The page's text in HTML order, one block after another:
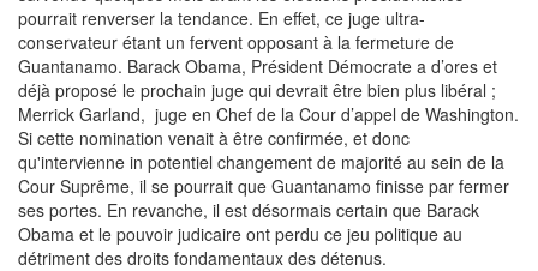
pourrait renverser la tendance. En effet, ce juge ultra-
conservateur étant un fervent opposant à la fermeture de
Guantanamo. Barack Obama, Président Démocrate a d’ores et
déjà proposé le prochain juge qui devrait être bien plus libéral ;
Merrick Garland, juge en Chef de la Cour d’appel de Washington.
Si cette nomination venait à être confirmée, et donc
qu'intervienne in potentiel changement de majorité au sein de la
Cour Suprême, il se pourrait que Guantanamo finisse par fermer
ses portes. En revanche, il est désormais certain que Barack
Obama et le pouvoir judicaire ont perdu ce jeu politique au
détriment des droits fondamentaux des détenus.